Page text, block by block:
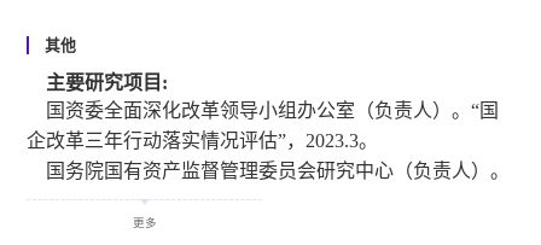
Earnings Inequality and China's Preferential Lending Policy.
(with Qing Liu and Wen Yao), Journal of Development
Economics, Volume 145, June 2020.
Special Deals with Chinese Characteristics.(with Chang-Tai
Hsieh and Zheng Song),NBER Macroeconomics Annual,
34(2019): 341-379, 2020.
学术期刊职务
2012-，《经济研究》，编委
2009-，《金融研究》，编委
2006-2008，2011-2013,《世界银行经济评论》 (The World
Bank Economic Review)，编委
2004-2006，《比较经济学杂志》 (Journal of Comparative
第十三届孙冶方经济科学奖论文奖（2008年度）
清华大学先进工作者（2008-2009学年度）
北京市优秀教师（2009年）
第五届（2009年）高等学校科学研究优秀成果奖（人文社
会科学）经济学科研究报告二等奖“中国服务业发展的问
题和对策”，使用单位：国家发改委产业协调司（原产业
政策司），使用时间：2006年6月
其他
主要研究项目:
国资委全面深化改革领导小组办公室（负责人）。“国
企改革三年行动落实情况评估”，2023.3。
国务院国有资产监督管理委员会研究中心（负责人）。
“中央企业专业化整合问题研究”，2022.12-2023.8。
全国人大常委会预算工委预决算审查室（负责人）。“政
更多